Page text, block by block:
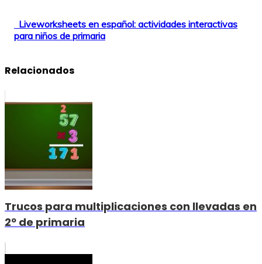
Liveworksheets en español: actividades interactivas
para niños de primaria
Relacionados
Trucos para multiplicaciones con llevadas en
2º de primaria